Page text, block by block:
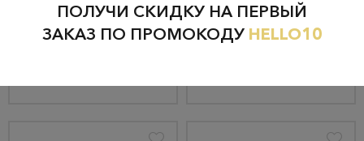
48 393 руб. 93 366 руб.
ПОЛУЧИ СКИДКУ НА ПЕРВЫЙ
ЗАКАЗ ПО ПРОМОКОДУ HELLO10